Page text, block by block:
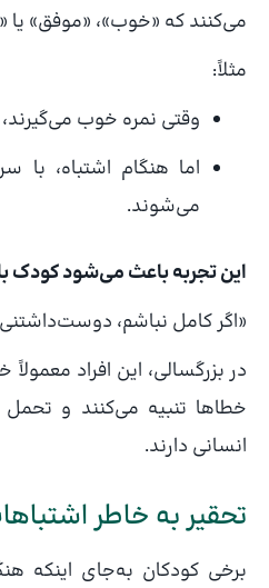
می‌کنند که «خوب»، «موفق» یا
مثلاً:
وقتی نمره خوب
اما هنگام اشتباه، با
می‌شوند.
این تجربه باعث می‌شود کودک
«اگر کامل نباشم،
در بزرگسالی، این افراد
خطاها تنبیه می‌کنند و
انسانی دارند.
تحقیر به خاطر
برخی کودکان به‌جای اینکه